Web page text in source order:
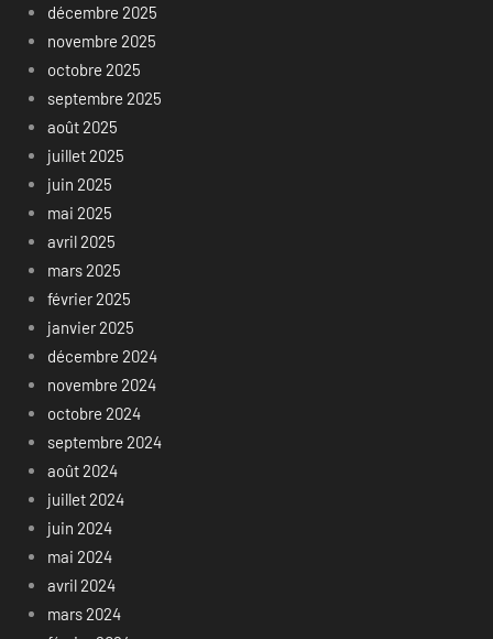
décembre 2025
novembre 2025
octobre 2025
septembre 2025
août 2025
juillet 2025
juin 2025
mai 2025
avril 2025
mars 2025
février 2025
janvier 2025
décembre 2024
novembre 2024
octobre 2024
septembre 2024
août 2024
juillet 2024
juin 2024
mai 2024
avril 2024
mars 2024